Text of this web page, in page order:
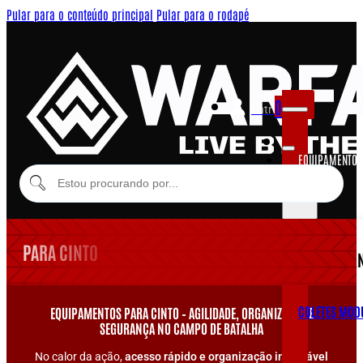
Pular para o conteúdo principal Pular para o rodapé
Entrar
0
EQUIPAMENTOS
COLETES
PARA CINTO
EQUIPAMENTOS PARA CINTO – AGILIDADE, ORGANIZAÇÃO E
SEGURANÇA NO CAMPO DE BATALHA
No calor da ação,acesso rápido e organização impecável